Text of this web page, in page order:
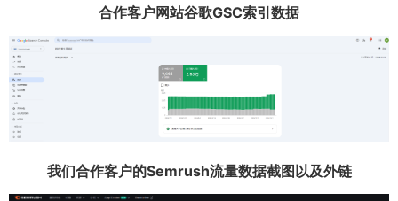
合作客户网站谷歌GSC索引数据
我们合作客户的Semrush流量数据截图以及外链